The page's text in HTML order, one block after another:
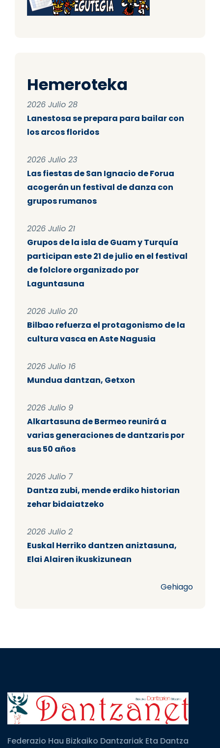
Hemeroteka
2026 Julio 28
Lanestosa se prepara para bailar con
los arcos floridos
2026 Julio 23
Las fiestas de San Ignacio de Forua
acogerán un festival de danza con
grupos rumanos
2026 Julio 21
Grupos de la isla de Guam y Turquía
participan este 21 de julio en el festival
de folclore organizado por
Laguntasuna
2026 Julio 20
Bilbao refuerza el protagonismo de la
cultura vasca en Aste Nagusia
2026 Julio 16
Mundua dantzan, Getxon
2026 Julio 9
Alkartasuna de Bermeo reunirá a
varias generaciones de dantzaris por
sus 50 años
2026 Julio 7
Dantza zubi, mende erdiko historian
zehar bidaiatzeko
2026 Julio 2
Euskal Herriko dantzen aniztasuna,
Elai Alairen ikuskizunean
Gehiago
Federazio Hau Bizkaiko Dantzariak Eta Dantza